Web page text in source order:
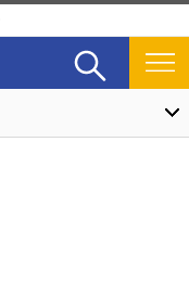
검색